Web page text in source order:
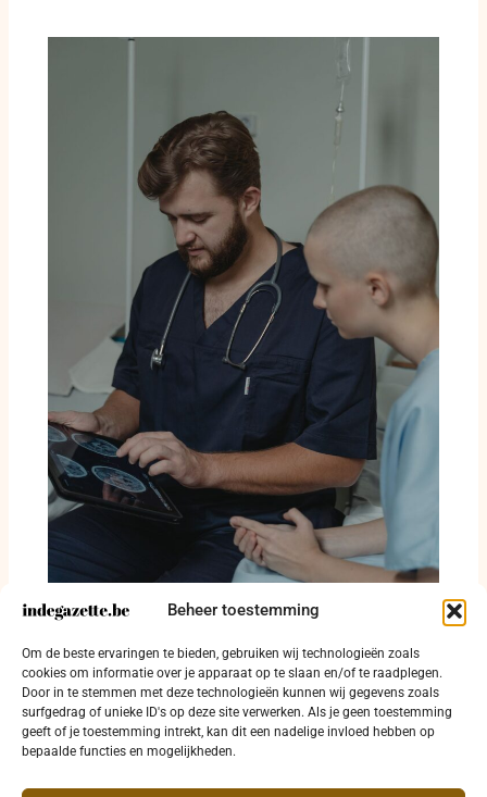
Beheer toestemming
Om de beste ervaringen te bieden, gebruiken wij technologieën zoals
cookies om informatie over je apparaat op te slaan en/of te raadplegen.
Door in te stemmen met deze technologieën kunnen wij gegevens zoals
surfgedrag of unieke ID's op deze site verwerken. Als je geen toestemming
geeft of je toestemming intrekt, kan dit een nadelige invloed hebben op
bepaalde functies en mogelijkheden.
Oostende betaalt huur om huisarts naar
Zandvoorde te halen
3 augustus 2026